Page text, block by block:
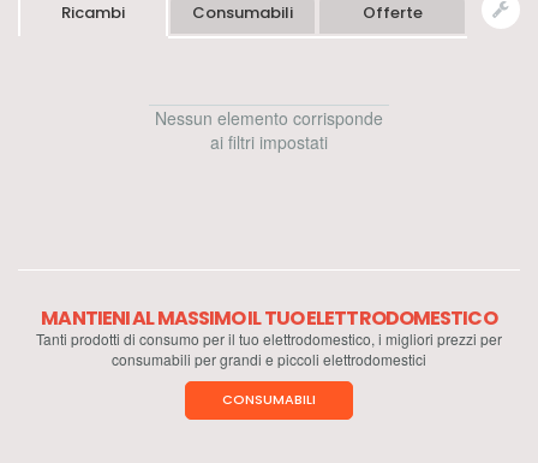
Ricambi Consumabili Offerte
Nessun elemento corrisponde
ai filtri impostati
MANTIENI AL MASSIMO IL TUO ELETTRODOMESTICO
Tanti prodotti di consumo per il tuo elettrodomestico, i migliori prezzi per
consumabili per grandi e piccoli elettrodomestici
CONSUMABILI